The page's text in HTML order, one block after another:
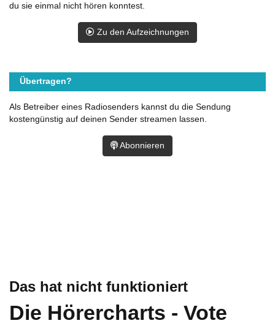
Das hat nicht funktioniert
Die Hörercharts - Vote
du sie einmal nicht hören konntest.
Zu den Aufzeichnungen
Übertragen?
Als Betreiber eines Radiosenders kannst du die Sendung
kostengünstig auf deinen Sender streamen lassen.
Abonnieren